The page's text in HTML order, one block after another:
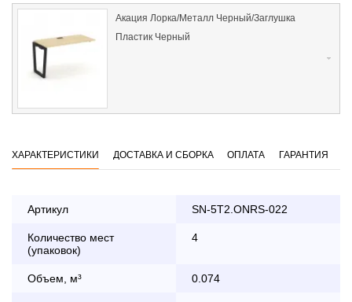
Акация Лорка/Металл Черный/Заглушка
Пластик Черный
ХАРАКТЕРИСТИКИ ДОСТАВКА И СБОРКА ОПЛАТА ГАРАНТИЯ
Артикул SN-5T2.ONRS-022
Количество мест
(упаковок)
4
Объем, м³ 0.074
заказа банковской картой